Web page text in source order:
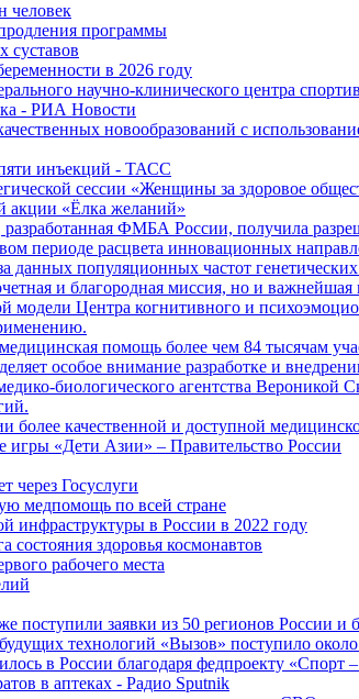
человек
программы
суставов
в 2026 году
научно-клинического центра
- РИА Новости
новообразований с
пяти инъекций - ТАСС
сессии «Женщины за здоровое
акции «Ёлка желаний»
ФМБА России, получила
периоде расцвета инновационных
данных популяционных частот
и благородная миссия, но и важнейшая
Центра когнитивного и
помощь более чем 84 тысячам
особое внимание разработке и
биологического агентства Вероникой
более качественной и доступной
«Дети Азии» – Правительство России
через Госуслуги
медпомощь по всей стране
инфраструктуры в России в 2022 году
здоровья космонавтов
рабочего места
заявки из 50 регионов России и
технологий «Вызов» поступило около
в России благодаря федпроекту «Спорт
в аптеках - Радио Sputnik